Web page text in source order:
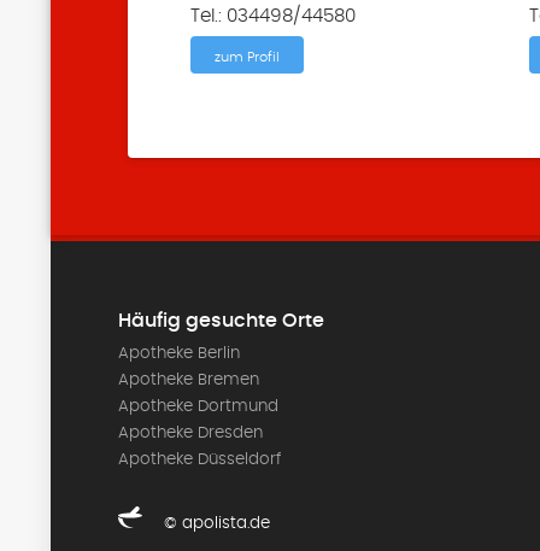
Tel.: 034498/44580
zum Profil
Häufig gesuchte Orte
Apotheke Berlin
Apotheke Bremen
Apotheke Dortmund
Apotheke Dresden
Apotheke Düsseldorf
© apolista.de